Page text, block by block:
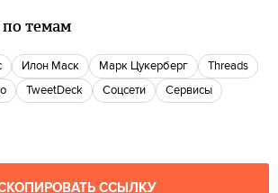
по темам
Илон Маск Марк Цукерберг
Threads
TweetDeck Соцсети
Сервисы
ССЫЛКУ